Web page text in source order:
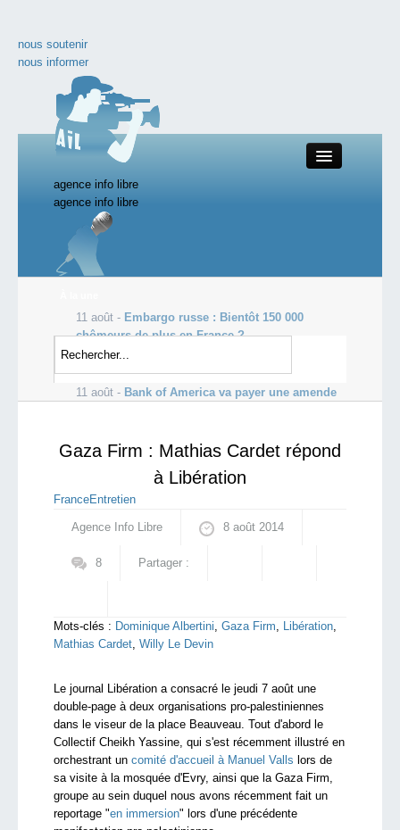
nous soutenir
nous informer
agence info libre
Close
nos productions
toute l'actualité
les vidéos incontournables
agence info libre
11 août - Embargo russe : Bientôt 150 000
chômeurs de plus en France ?
11 août -Pas de justice pour les civils afghans
tués par l'Occident
11 août - Bank of America va payer une amende
Gaza Firm : Mathias Cardet répond
à Libération
FranceEntretien
Agence Info Libre 8 août 2014
8 Partager :
Mots-clés : Dominique Albertini, Gaza Firm, Libération,
Mathias Cardet, Willy Le Devin
Le journal Libération a consacré le jeudi 7 août une
double-page à deux organisations pro-palestiniennes
dans le viseur de la place Beauveau. Tout d'abord le
Collectif Cheikh Yassine, qui s'est récemment illustré en
orchestrant un comité d'accueil à Manuel Valls lors de
sa visite à la mosquée d'Evry, ainsi que la Gaza Firm,
groupe au sein duquel nous avons récemment fait un
reportage "en immersion" lors d'une précédente